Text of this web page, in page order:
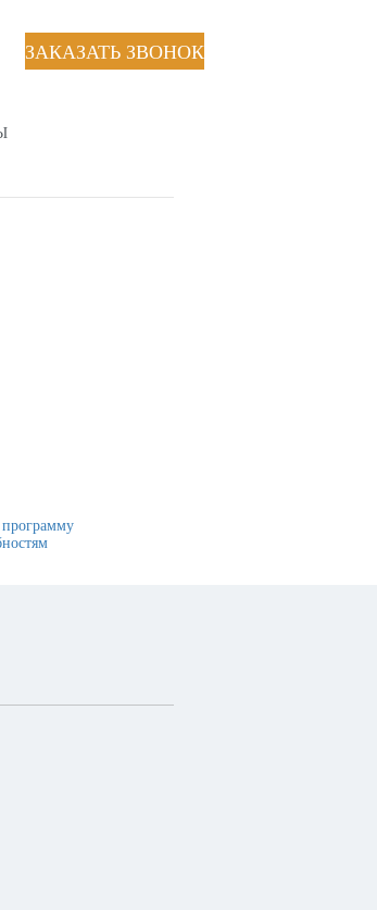
ЗАКАЗАТЬ ЗВОНОК